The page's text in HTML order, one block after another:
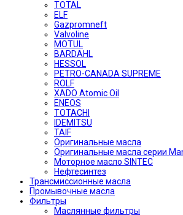
TOTAL
ELF
Gazpromneft
Valvoline
MOTUL
BARDAHL
HESSOL
PETRO-CANADA SUPREME
ROLF
XADO Atomic Oil
ENEOS
TOTACHI
IDEMITSU
TAIF
Оригинальные масла
Оригинальные масла серии
Моторное масло SINTEC
Нефтесинтез
Трансмиссионные масла
Промывочные масла
Фильтры
Маслянные фильтры